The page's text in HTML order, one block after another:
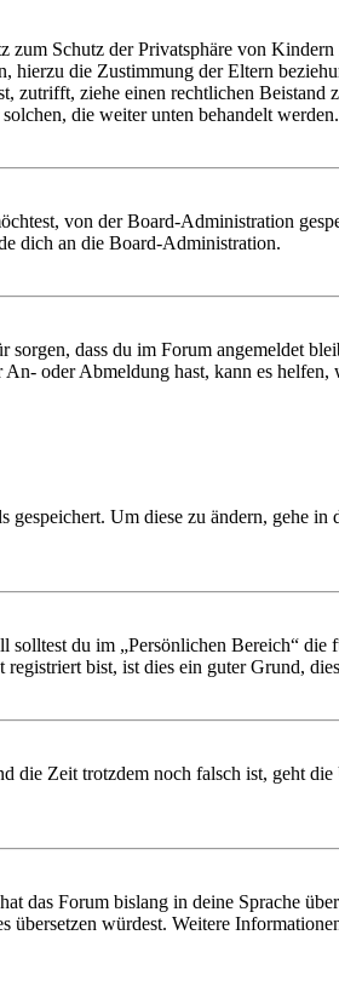
Schutz der Privatsphäre von
die Zustimmung der Eltern
ziehe einen rechtlichen Beistand
die weiter unten behandelt werden.
von der Board-Administration
dich an die Board-Administration.
dass du im Forum angemeldet
oder Abmeldung hast, kann es
Um diese zu ändern, gehe
du im „Persönlichen Bereich“
bist, ist dies ein guter Grund,
die Zeit trotzdem noch falsch ist, geht
Forum bislang in deine Sprache
würdest. Weitere